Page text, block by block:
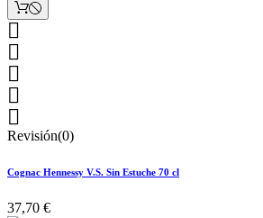





Revisión(0)
Cognac Hennessy V.S. Sin Estuche 70 cl
37,70 €